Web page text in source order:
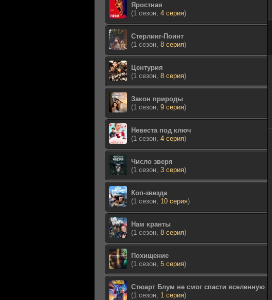
Яростная
(1 сезон, 4 серия)
Стерлинг-Поинт
(1 сезон, 8 серия)
Центурия
(1 сезон, 8 серия)
Закон природы
(1 сезон, 9 серия)
Невеста под ключ
(1 сезон, 4 серия)
Число зверя
(1 сезон, 3 серия)
Коп-звезда
(1 сезон, 10 серия)
Нам кранты
(1 сезон, 8 серия)
Похищение
(1 сезон, 5 серия)
Стюарт Блум не смог спасти вселенную
(1 сезон, 1 серия)